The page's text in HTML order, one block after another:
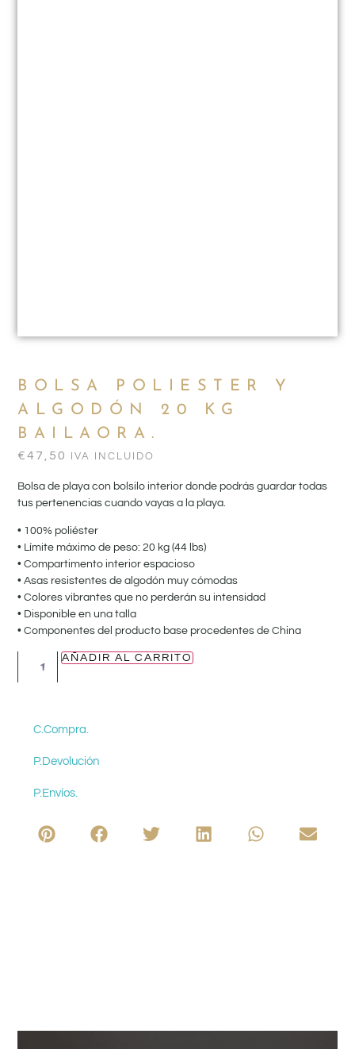
BOLSA POLIESTER Y
ALGODÓN 20 KG
BAILAORA.
€47,50 IVA INCLUIDO
Bolsa de playa con bolsilo interior donde podrás guardar todas
tus pertenencias cuando vayas a la playa.
• 100% poliéster
• Límite máximo de peso: 20 kg (44 lbs)
• Compartimento interior espacioso
• Asas resistentes de algodón muy cómodas
• Colores vibrantes que no perderán su intensidad
• Disponible en una talla
• Componentes del producto base procedentes de China
AÑADIR AL CARRITO
C.Compra.
P.Devolución
P.Envíos.